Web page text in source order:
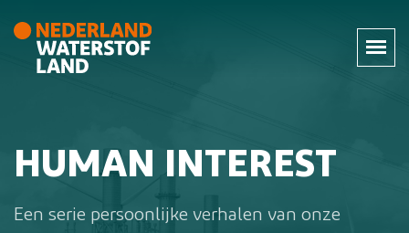
HUMAN INTEREST
Een serie persoonlijke verhalen van onze